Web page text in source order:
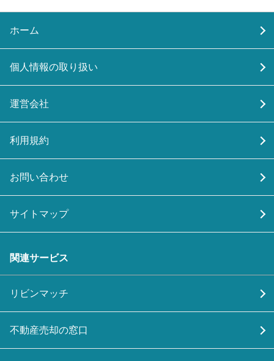
ホーム
個人情報の取り扱い
運営会社
利用規約
お問い合わせ
サイトマップ
関連サービス
リビンマッチ
不動産売却の窓口